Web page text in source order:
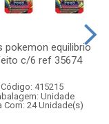
pokemon equilibrio
c/6 ref 35674
Código: 415215
Unidade
Com: 24 Unidade(s)